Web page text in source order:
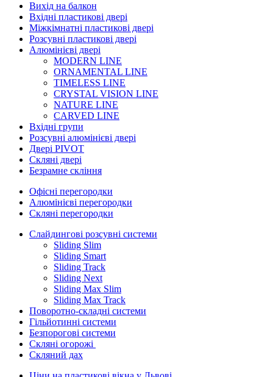
Вихід на балкон
Вхідні пластикові двері
Міжкімнатні пластикові двері
Розсувні пластикові двері
Алюмінієві двері
MODERN LINE
ORNAMENTAL LINE
TIMELESS LINE
CRYSTAL VISION LINE
NATURE LINE
CARVED LINE
Вхідні групи
Розсувні алюмінієві двері
Двері PIVOT
Скляні двері
Безрамне скління
Офісні перегородки
Алюмінієві перегородки
Скляні перегородки
Слайдингові розсувні системи
Sliding Slim
Sliding Smart
Sliding Track
Sliding Next
Sliding Max Slim
Sliding Max Track
Поворотно-складні системи
Гільйотинні системи
Безпорогові системи
Скляні огорожі
Скляний дах